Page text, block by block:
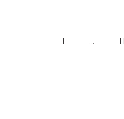
1 … 11